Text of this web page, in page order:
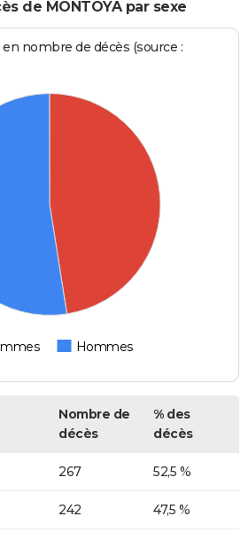
de MONTOYA par sexe
nombre de décès (source :
Hommes
Nombre de
décès
% des
décès
267 52,5 %
242 47,5 %